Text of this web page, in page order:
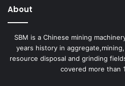
About
SBM is a Chinese mining
years history in
resource disposal and grinding
covered more than